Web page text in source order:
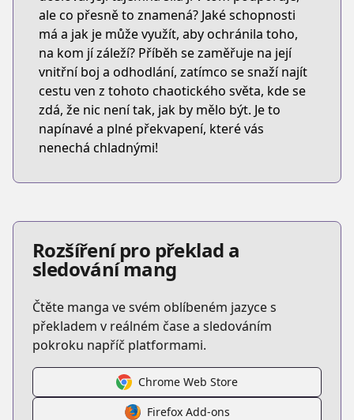
ale co přesně to znamená? Jaké schopnosti
má a jak je může využít, aby ochránila toho,
na kom jí záleží? Příběh se zaměřuje na její
vnitřní boj a odhodlání, zatímco se snaží najít
cestu ven z tohoto chaotického světa, kde se
zdá, že nic není tak, jak by mělo být. Je to
napínavé a plné překvapení, které vás
nenechá chladnými!
Rozšíření pro překlad a
sledování mang
Čtěte manga ve svém oblíbeném jazyce s
překladem v reálném čase a sledováním
pokroku napříč platformami.
Chrome Web Store
Firefox Add-ons